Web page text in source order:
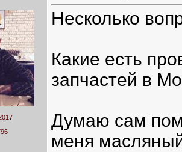
Несколько
Какие есть
запчастей в
Думаю сам
меня